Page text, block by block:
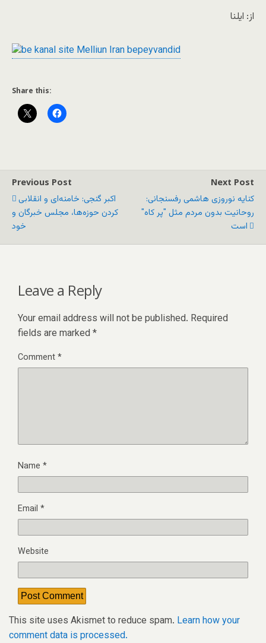
از: ایلنا
Share this:
Previous Post
اکبر گنجی: خامنه‌ای و انقلابی
کردن حوزه‌ها، مجلس خبرگان و
خود
Next Post
کنایه نوروزی هاشمی رفسنجانی:
روحانیت بدون مردم مثل "پر کاه"
است
Leave a Reply
Your email address will not be published. Required
fields are marked *
Comment*
Name *
Email *
Website
This site uses Akismet to reduce spam. Learn how your
comment data is processed.